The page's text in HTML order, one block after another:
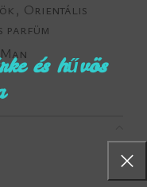
és hűvös
, Orientális
parfüm
Man